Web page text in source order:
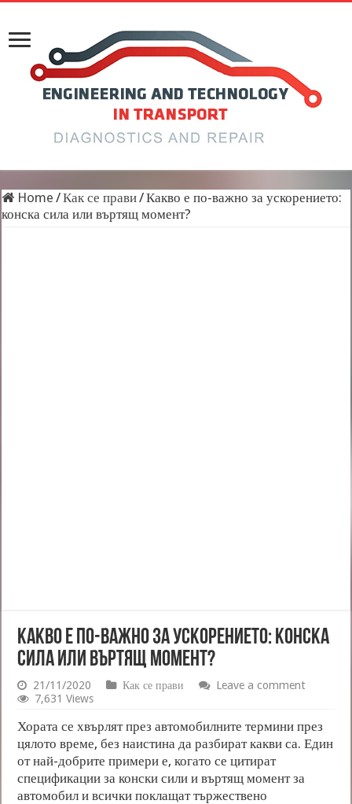
Home /Как се прави/Какво е по-важно за ускорението:
конска сила или въртящ момент?
Какво е по-важно за ускорението: конска
сила или въртящ момент?
21/11/2020 Как се прави
Leave a comment
7,631 Views
Хората се хвърлят през автомобилните термини през
цялото време, без наистина да разбират какви са. Един
от най-добрите примери е, когато се цитират
спецификации за конски сили и въртящ момент за
автомобил и всички поклащат тържествено